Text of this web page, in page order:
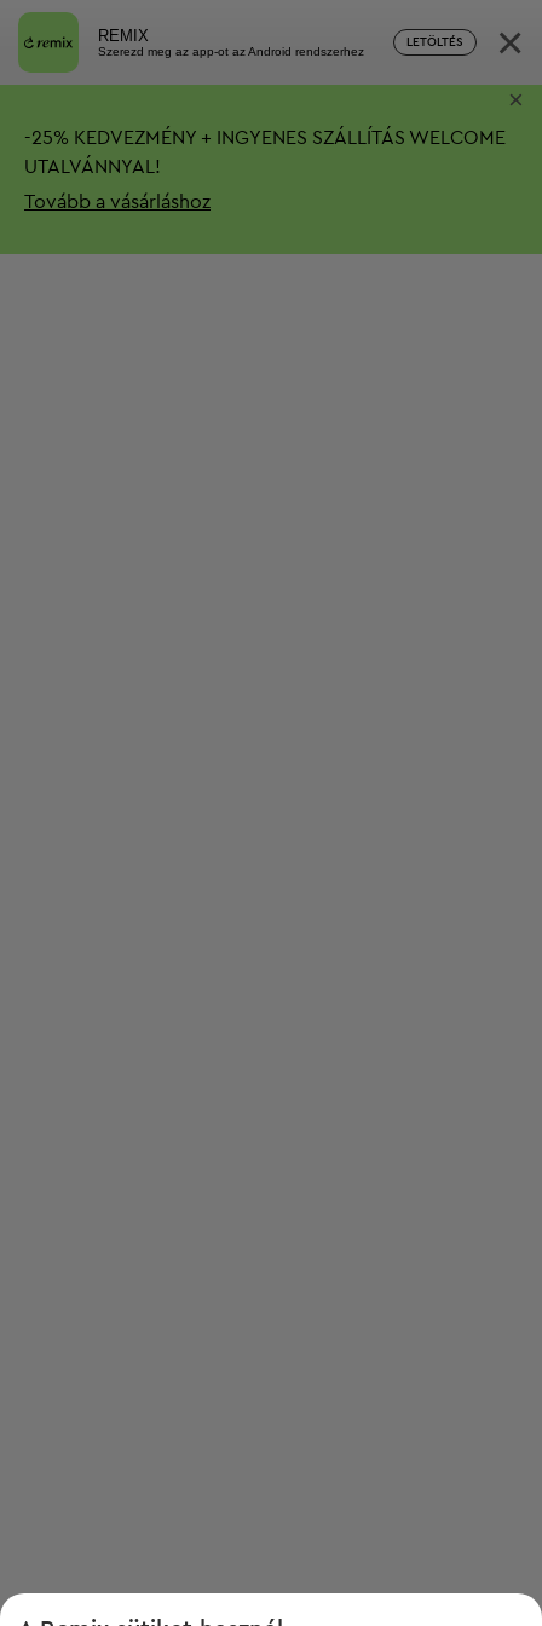
REMIX
Szerezd meg az app-ot az Android rendszerhez
LETÖLTÉS ×
-25% KEDVEZMÉNY + INGYENES SZÁLLÍTÁS WELCOME
UTALVÁNNYAL!
Tovább a vásárláshoz
×